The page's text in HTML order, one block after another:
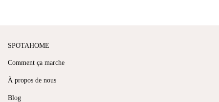
SPOTAHOME
Comment ça marche
À propos de nous
Blog